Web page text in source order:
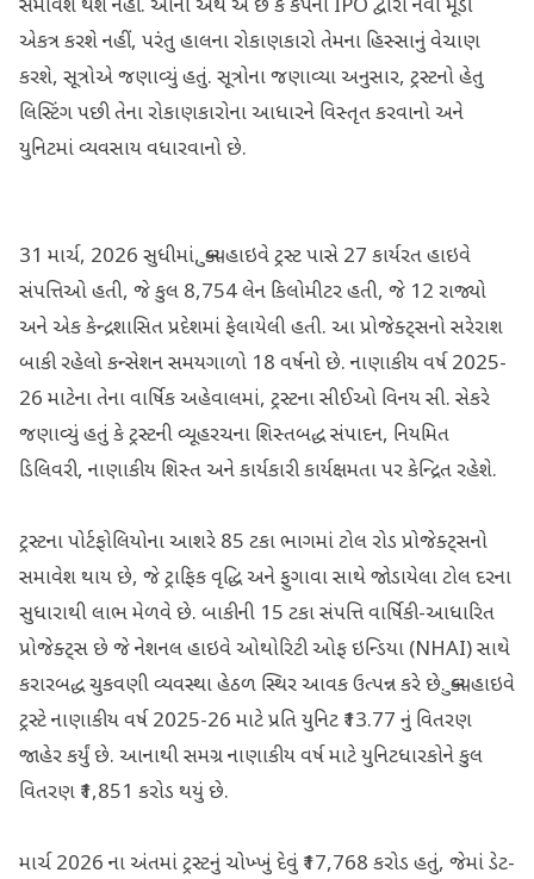
સમાવેશ થશે નહીં. આનો અર્થ એ છે કે કંપની IPO દ્વારા નવી મૂડી
એકત્ર કરશે નહીં, પરંતુ હાલના રોકાણકારો તેમના હિસ્સાનું વેચાણ
કરશે, સૂત્રોએ જણાવ્યું હતું. સૂત્રોના જણાવ્યા અનુસાર, ટ્રસ્ટનો હેતુ
લિસ્ટિંગ પછી તેના રોકાણકારોના આધારને વિસ્તૃત કરવાનો અને
યુનિટમાં વ્યવસાય વધારવાનો છે.
31 માર્ચ, 2026 સુધીમાં, ક્યુબ હાઇવે ટ્રસ્ટ પાસે 27 કાર્યરત હાઇવે
સંપત્તિઓ હતી, જે કુલ 8,754 લેન કિલોમીટર હતી, જે 12 રાજ્યો
અને એક કેન્દ્રશાસિત પ્રદેશમાં ફેલાયેલી હતી. આ પ્રોજેક્ટ્સનો સરેરાશ
બાકી રહેલો કન્સેશન સમયગાળો 18 વર્ષનો છે. નાણાકીય વર્ષ 2025-
26 માટેના તેના વાર્ષિક અહેવાલમાં, ટ્રસ્ટના સીઈઓ વિનય સી. સેકરે
જણાવ્યું હતું કે ટ્રસ્ટની વ્યૂહરચના શિસ્તબદ્ધ સંપાદન, નિયમિત
ડિલિવરી, નાણાકીય શિસ્ત અને કાર્યકારી કાર્યક્ષમતા પર કેન્દ્રિત રહેશે.
ટ્રસ્ટના પોર્ટફોલિયોના આશરે 85 ટકા ભાગમાં ટોલ રોડ પ્રોજેક્ટ્સનો
સમાવેશ થાય છે, જે ટ્રાફિક વૃદ્ધિ અને ફુગાવા સાથે જોડાયેલા ટોલ દરના
સુધારાથી લાભ મેળવે છે. બાકીની 15 ટકા સંપત્તિ વાર્ષિકી-આધારિત
પ્રોજેક્ટ્સ છે જે નેશનલ હાઇવે ઓથોરિટી ઓફ ઇન્ડિયા (NHAI) સાથે
કરારબદ્ધ ચુકવણી વ્યવસ્થા હેઠળ સ્થિર આવક ઉત્પન્ન કરે છે. ક્યુબ હાઇવે
ટ્રસ્ટે નાણાકીય વર્ષ 2025-26 માટે પ્રતિ યુનિટ ₹13.77 નું વિતરણ
જાહેર કર્યું છે. આનાથી સમગ્ર નાણાકીય વર્ષ માટે યુનિટધારકોને કુલ
વિતરણ ₹1,851 કરોડ થયું છે.
માર્ચ 2026 ના અંતમાં ટ્રસ્ટનું ચોખ્ખું દેવું ₹17,768 કરોડ હતું, જેમાં ડેટ-